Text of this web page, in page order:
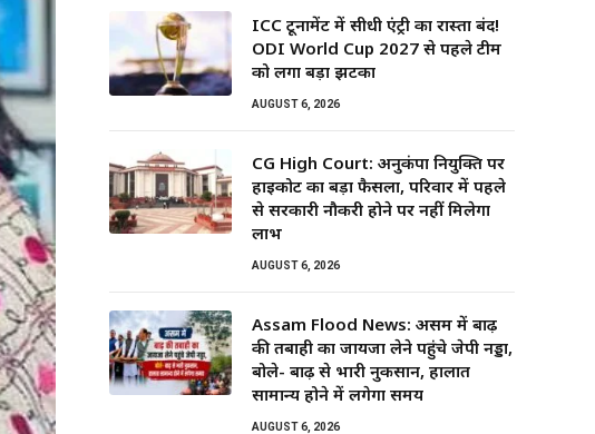
ICC टूर्नामेंट में सीधी एंट्री का रास्ता बंद!
ODI World Cup 2027 से पहले टीम
को लगा बड़ा झटका
AUGUST 6, 2026
CG High Court: अनुकंपा नियुक्ति पर
हाईकोर्ट का बड़ा फैसला, परिवार में पहले
से सरकारी नौकरी होने पर नहीं मिलेगा
लाभ
AUGUST 6, 2026
Assam Flood News: असम में बाढ़
की तबाही का जायजा लेने पहुंचे जेपी नड्डा,
बोले- बाढ़ से भारी नुकसान, हालात
सामान्य होने में लगेगा समय
AUGUST 6, 2026